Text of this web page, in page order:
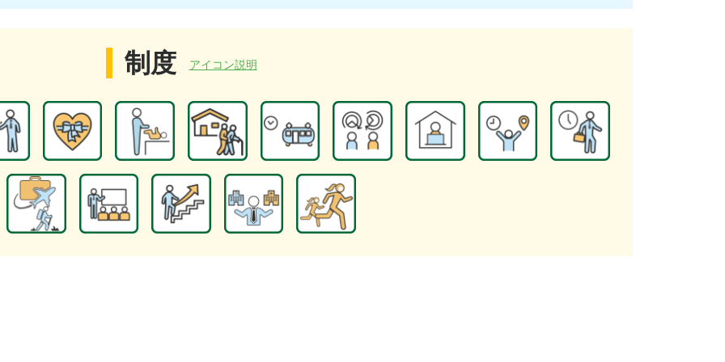
制度 アイコン説明